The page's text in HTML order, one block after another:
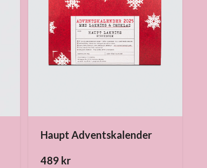
Haupt Adventskalender
489 kr